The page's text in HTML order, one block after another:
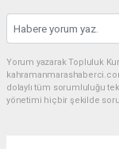
Yorum yazarak Topluluk
dolaylı tüm sorumluluğu
yönetimi hiçbir şekilde